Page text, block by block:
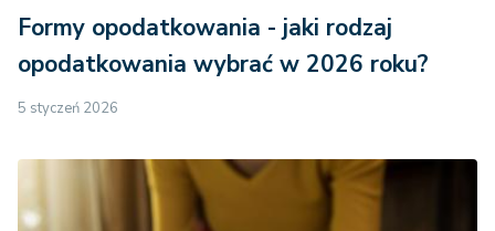
Formy opodatkowania - jaki rodzaj
opodatkowania wybrać w 2026 roku?
5 styczeń 2026